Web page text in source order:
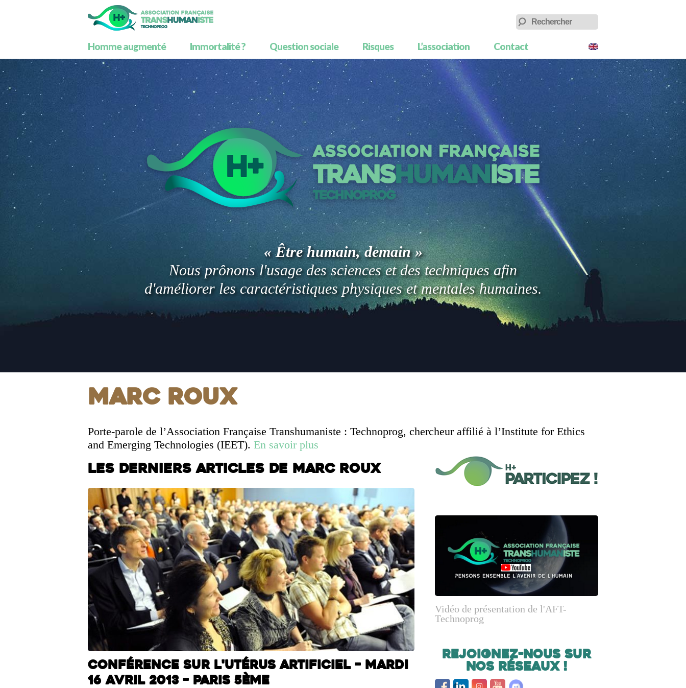
Homme augmenté Immortalité ? Question sociale Risques L’association Contact
« Être humain, demain »
Nous prônons l'usage des sciences et des techniques afin
d'améliorer les caractéristiques physiques et mentales humaines.
Marc Roux
Porte-parole de l’Association Française Transhumaniste : Technoprog, chercheur affilié à l’Institute for Ethics
and Emerging Technologies (IEET). En savoir plus
Les derniers articles de Marc Roux
Conférence sur l'utérus artificiel – mardi
16 avril 2013 – Paris 5ème
Vidéo de présentation de l'AFT-
Technoprog
Rejoignez-nous sur
nos réseaux !